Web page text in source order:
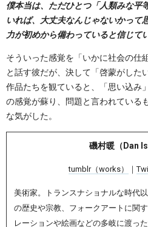
僕本当は、ただひとつ「人類みな平
いれば、大丈夫なんじゃないかって
力が初めから備わっていると信じて
そういった感覚を「いかに社会の仕
と話す彼だが、決して「啓蒙がした
作品たちを観ていると、「思い込み
の感覚が蘇り、問題と言われている
な気がした。
磯村暖（Dan
tumblr（works） ｜
美術家。トランスナショナルな時代
の歴史や宗教、フォークアートに関
レーションや絵画などの多岐に渡っ